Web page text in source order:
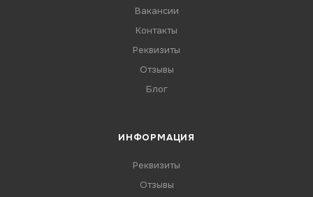
Вакансии
Контакты
Реквизиты
Отзывы
Блог
ИНФОРМАЦИЯ
Реквизиты
Отзывы